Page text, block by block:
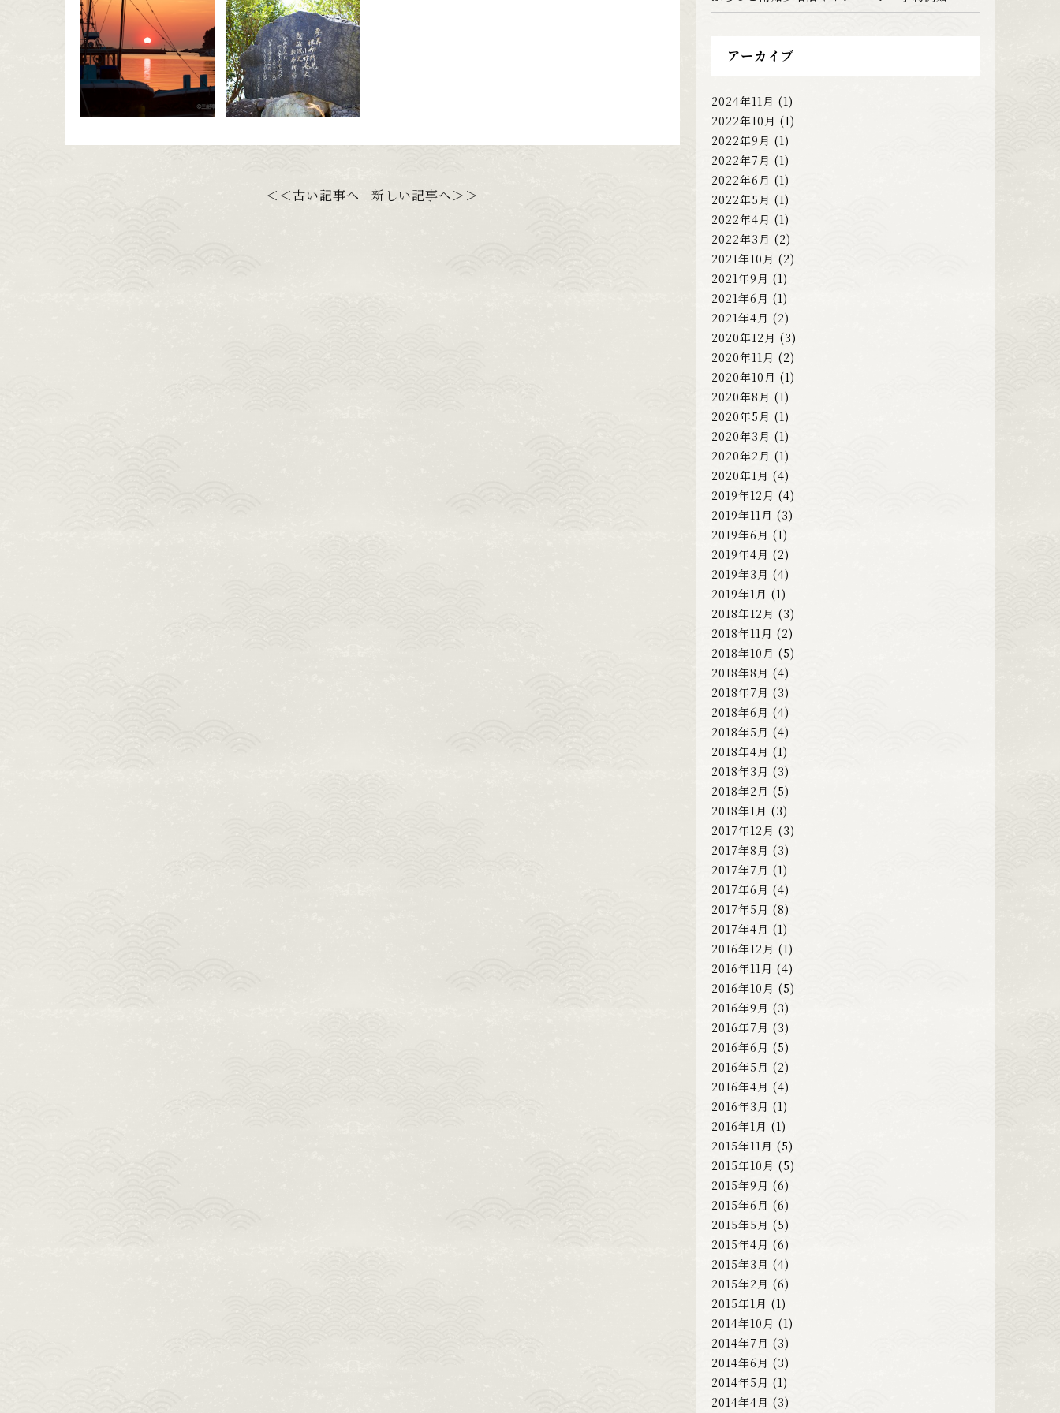
＜＜古い記事へ 新しい記事へ＞＞
アーカイブ
2024年11月 (1)
2022年10月 (1)
2022年9月 (1)
2022年7月 (1)
2022年6月 (1)
2022年5月 (1)
2022年4月 (1)
2022年3月 (2)
2021年10月 (2)
2021年9月 (1)
2021年6月 (1)
2021年4月 (2)
2020年12月 (3)
2020年11月 (2)
2020年10月 (1)
2020年8月 (1)
2020年5月 (1)
2020年3月 (1)
2020年2月 (1)
2020年1月 (4)
2019年12月 (4)
2019年11月 (3)
2019年6月 (1)
2019年4月 (2)
2019年3月 (4)
2019年1月 (1)
2018年12月 (3)
2018年11月 (2)
2018年10月 (5)
2018年8月 (4)
2018年7月 (3)
2018年6月 (4)
2018年5月 (4)
2018年4月 (1)
2018年3月 (3)
2018年2月 (5)
2018年1月 (3)
2017年12月 (3)
2017年8月 (3)
2017年7月 (1)
2017年6月 (4)
2017年5月 (8)
2017年4月 (1)
2016年12月 (1)
2016年11月 (4)
2016年10月 (5)
2016年9月 (3)
2016年7月 (3)
2016年6月 (5)
2016年5月 (2)
2016年4月 (4)
2016年3月 (1)
2016年1月 (1)
2015年11月 (5)
2015年10月 (5)
2015年9月 (6)
2015年6月 (6)
2015年5月 (5)
2015年4月 (6)
2015年3月 (4)
2015年2月 (6)
2015年1月 (1)
2014年10月 (1)
2014年7月 (3)
2014年6月 (3)
2014年5月 (1)
2014年4月 (3)